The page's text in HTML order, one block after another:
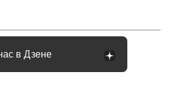
в Дзене